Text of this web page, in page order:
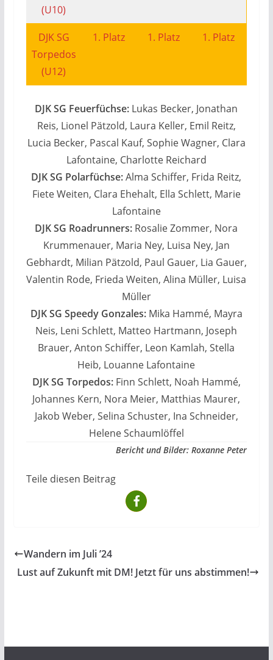
(U10)
DJK SG
Torpedos
(U12)
1. Platz 1. Platz 1. Platz
DJK SG Feuerfüchse: Lukas Becker, Jonathan
Reis, Lionel Pätzold, Laura Keller, Emil Reitz,
Lucia Becker, Pascal Kauf, Sophie Wagner, Clara
Lafontaine, Charlotte Reichard
DJK SG Polarfüchse:Alma Schiffer, Frida Reitz,
Fiete Weiten, Clara Ehehalt, Ella Schlett, Marie
Lafontaine
DJK SG Roadrunners: Rosalie Zommer, Nora
Krummenauer, Maria Ney, Luisa Ney, Jan
Gebhardt, Milian Pätzold, Paul Gauer, Lia Gauer,
Valentin Rode, Frieda Weiten, Alina Müller, Luisa
Müller
DJK SG Speedy Gonzales:Mika Hammé, Mayra
Neis, Leni Schlett, Matteo Hartmann, Joseph
Brauer, Anton Schiffer, Leon Kamlah, Stella
Heib, Louanne Lafontaine
DJK SG Torpedos: Finn Schlett, Noah Hammé,
Johannes Kern, Nora Meier, Matthias Maurer,
Jakob Weber, Selina Schuster, Ina Schneider,
Helene Schaumlöffel
Bericht und Bilder: Roxanne Peter
Teile diesen Beitrag
Wandern im Juli ’24
Lust auf Zukunft mit DM! Jetzt für uns abstimmen!